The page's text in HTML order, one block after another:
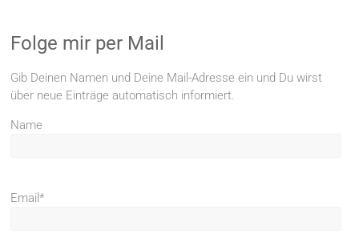
Folge mir per Mail
Gib Deinen Namen und Deine Mail-Adresse ein und Du wirst
über neue Einträge automatisch informiert.
Name
Email*